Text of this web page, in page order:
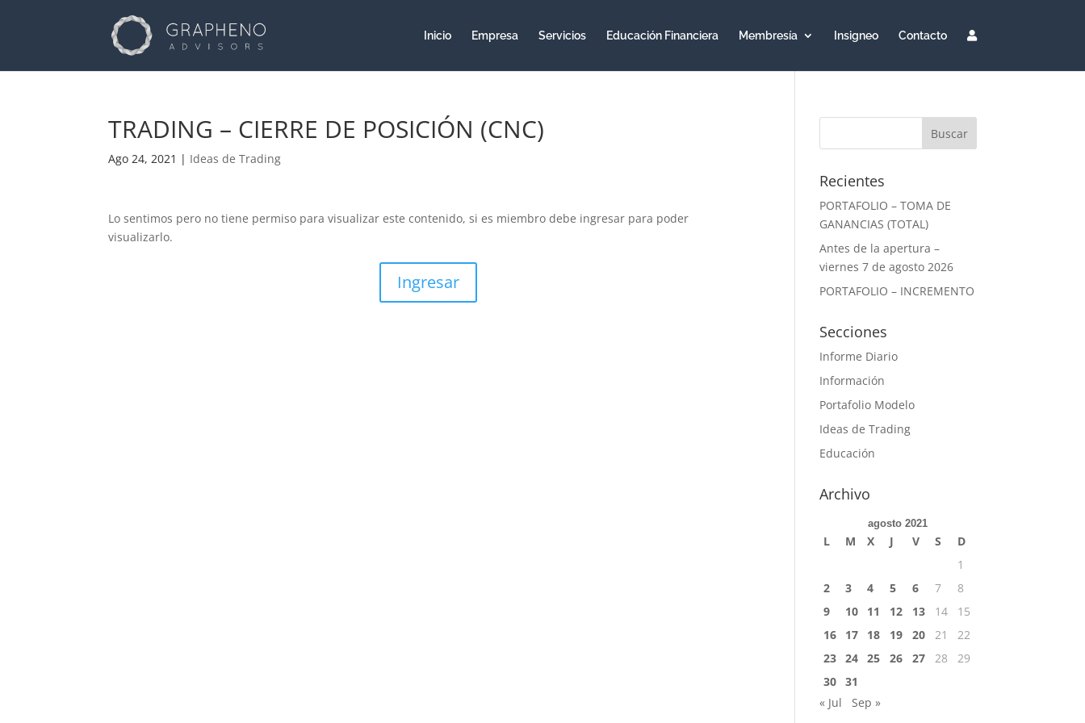
Inicio Empresa Servicios Educación Financiera Membresía Insigneo Contacto
TRADING – CIERRE DE POSICIÓN (CNC)
Ago 24, 2021 | Ideas de Trading
Lo sentimos pero no tiene permiso para visualizar este contenido, si es miembro debe ingresar para poder
visualizarlo.
Ingresar
Recientes
PORTAFOLIO – TOMA DE
GANANCIAS (TOTAL)
Antes de la apertura –
viernes 7 de agosto 2026
PORTAFOLIO – INCREMENTO
Secciones
Informe Diario
Información
Portafolio Modelo
Ideas de Trading
Educación
Archivo
agosto 2021
L M X J V S
D
1
2
3 4 5 6 7
8
9
10 11 12 13 14
15
16
17 18 19 20 21
22
23 24 25 26 27 28
29
30 31
« Jul
Sep »